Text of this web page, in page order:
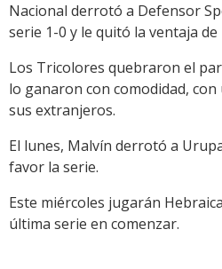
Nacional derrotó a Defensor
serie 1-0 y le quitó la ventaja de
Los Tricolores quebraron el
lo ganaron con comodidad,
sus extranjeros.
El lunes, Malvín derrotó a
favor la serie.
Este miércoles jugarán
última serie en comenzar.